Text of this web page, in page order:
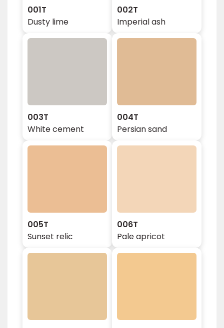
001T
Dusty lime
002T
Imperial ash
003T
White cement
004T
Persian sand
005T
Sunset relic
006T
Pale apricot